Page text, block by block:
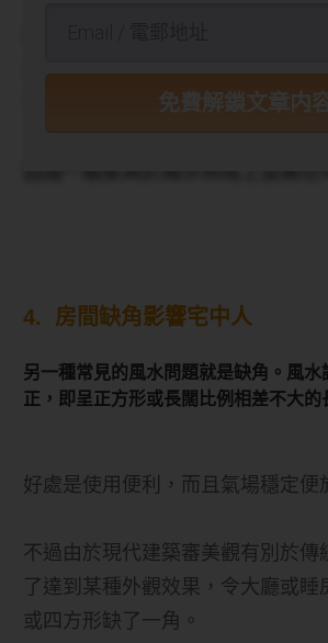
免費解鎖文章内
度去探究家俬形狀顏色如何配合，
會否犯煞而並非催旺。
設在設計上皆符合陰陽五行以及理
但最重要而幾乎沒有人在意的是，
到諸多不便的風水佈置。
此外保持室內光潔明亮，減少雜物
4. 房間缺角影響宅中人
另一種常見的風水問題就是缺角。風水
正，即呈正方形或長闊比例相差不大的
好處是使用便利，而且氣場穩定便
不過由於現代建築審美觀有別於傳
了達到某種外觀效果，令大廳或睡
或四方形缺了一角。